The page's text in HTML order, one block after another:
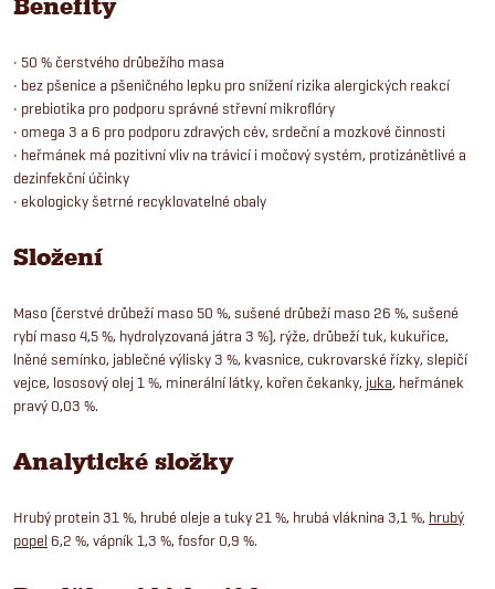
Benefity
• 50 % čerstvého drůbežího masa
• bez pšenice a pšeničného lepku pro snížení rizika alergických reakcí
• prebiotika pro podporu správné střevní mikroflóry
• omega 3 a 6 pro podporu zdravých cév, srdeční a mozkové činnosti
• heřmánek má pozitivní vliv na trávicí i močový systém, protizánětlivé a
dezinfekční účinky
• ekologicky šetrné recyklovatelné obaly
Složení
Maso (čerstvé drůbeží maso 50 %, sušené drůbeží maso 26 %, sušené
rybí maso 4,5 %, hydrolyzovaná játra 3 %), rýže, drůbeží tuk, kukuřice,
lněné semínko, jablečné výlisky 3 %, kvasnice, cukrovarské řízky, slepičí
vejce, lososový olej 1 %, minerální látky, kořen čekanky, juka, heřmánek
pravý 0,03 %.
Analytické složky
Hrubý protein 31 %, hrubé oleje a tuky 21 %, hrubá vláknina 3,1 %, hrubý
popel 6,2 %, vápník 1,3 %, fosfor 0,9 %.